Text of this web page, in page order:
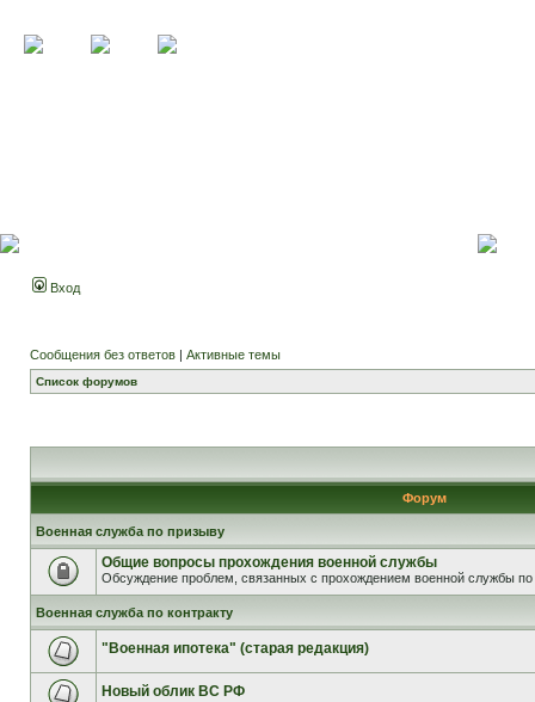
Вход
Сообщения без ответов | Активные темы
Список форумов
Форум
Военная служба по призыву
Общие вопросы прохождения военной службы
Обсуждение проблем, связанных с прохождением военной службы по
Военная служба по контракту
"Военная ипотека" (старая редакция)
Новый облик ВС РФ